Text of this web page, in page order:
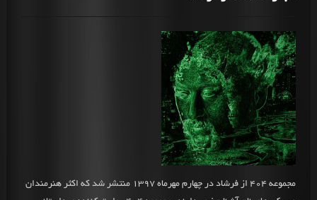
مجموعه 404 از فرشاد در چهارم مهرماه 1397 منتشر شد که اکثر هنرمندان